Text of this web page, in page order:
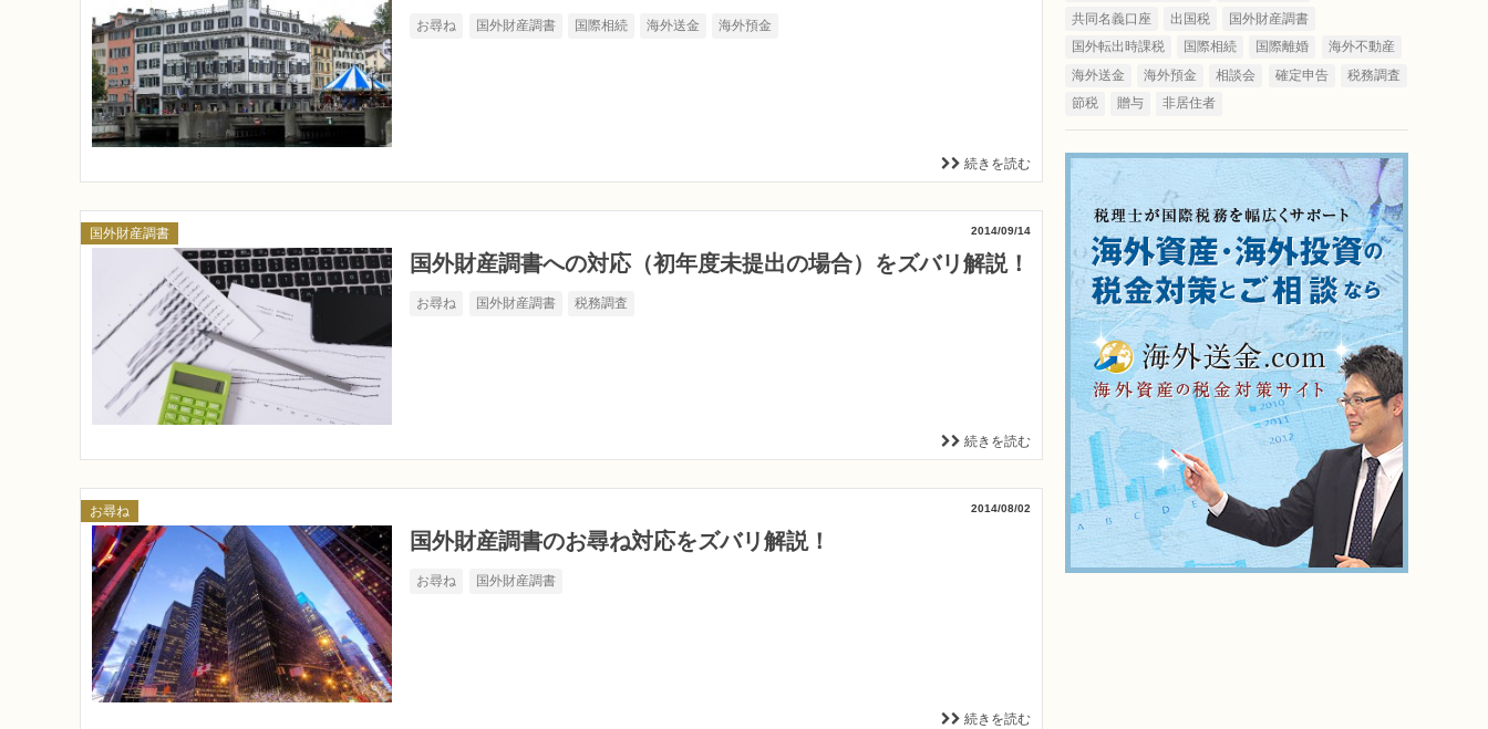
お尋ね 国外財産調書 国際相続 海外送金 海外預金
続きを読む
国外財産調書 2014/09/14
国外財産調書への対応（初年度未提出の場合）をズバリ解説！
お尋ね 国外財産調書 税務調査
続きを読む
お尋ね 2014/08/02
国外財産調書のお尋ね対応をズバリ解説！
お尋ね 国外財産調書
続きを読む
共同名義口座
出国税
国外財産調書
国外転出時課税
国際相続 国際離婚
海外不動産
海外送金
海外預金 相談会 確定申告
税務調査
節税
贈与 非居住者